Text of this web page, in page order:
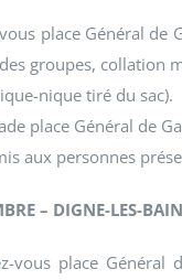
place Général de
groupes, collation
nique tiré du sac).
place Général de
aux personnes
– DIGNE-LES-
vous place Général